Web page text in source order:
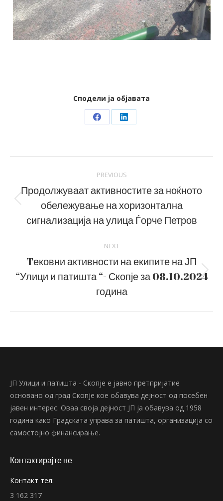
Сподели ја објавата
Share Share
navigation
PREVIOUS
Previous
post:
Продолжуваат активностите за ноќното
обележување на хоризонтална
сигнализација на улица Ѓорче Петров
NEXT
Next
post:
Tековни активности на екипите на ЈП
“Улици и патишта “- Скопје за 08.10.2024
година
ЈП Улици и патишта - Скопје е јавно претпријатие
основано од град Скопје кое обавува дејност од посебен
јавен интерес. Оваа своја дејност ЈП ја обавува од 1958
година како Градската управа за патишта, организација со
самостојно финансирање.
Контактирајте не
Контакт тел:
3 162 317